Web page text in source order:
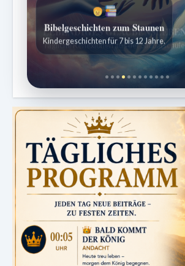
Bibelgeschichten zum Staunen
Kindergeschichten für 7 bis 12 Jahre.